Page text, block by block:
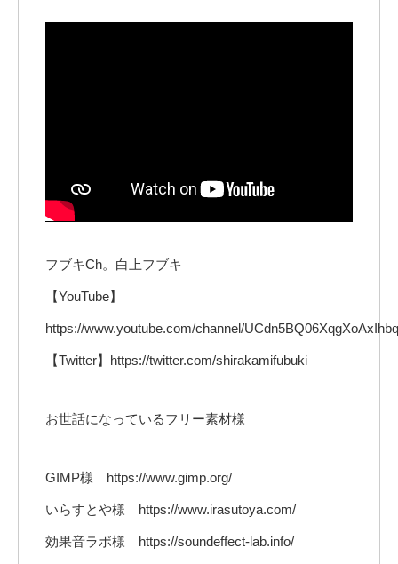
フブキCh。白上フブキ
【YouTube】
https://www.youtube.com/channel/
【Twitter】https://twitter.com/shirakamifubuki
お世話になっているフリー素材様
GIMP様 https://www.gimp.org/
いらすとや様 https://www.irasutoya.com/
効果音ラボ様 https://soundeffect-lab.info/